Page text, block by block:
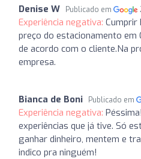
Denise W Publicado em
Experiência negativa: Cumprir
preço do estacionamento em
de acordo com o cliente.Na
empresa.
Bianca de Boni Publicado em
Experiência negativa:
experiências que já tive. Só
ganhar dinheiro, mentem e
indico pra ninguém!